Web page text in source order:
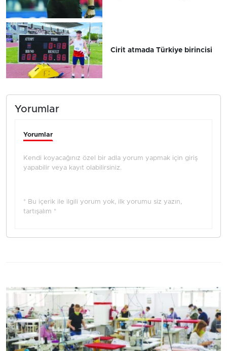
Cirit atmada Türkiye birincisi
Yorumlar
Yorumlar
Kendi koyacağınız özel bir adla yorum yapmak için giriş
yapabilir veya kayıt olabilirsiniz.
* Bu içerik ile ilgili yorum yok, ilk yorumu siz yazın,
tartışalım *